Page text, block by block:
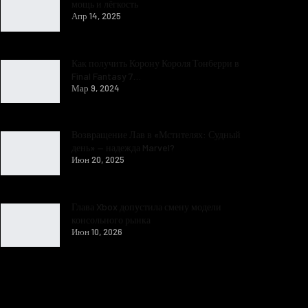
Апр 14, 2025
Мар 9, 2024
Июн 20, 2025
Июн 10, 2026